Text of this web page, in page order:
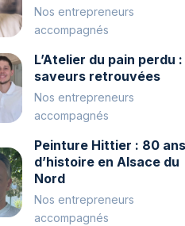
Nos entrepreneurs
accompagnés
L’Atelier du pain perdu :
saveurs retrouvées
Nos entrepreneurs
accompagnés
Peinture Hittier : 80 ans
d’histoire en Alsace du
Nord
Nos entrepreneurs
accompagnés